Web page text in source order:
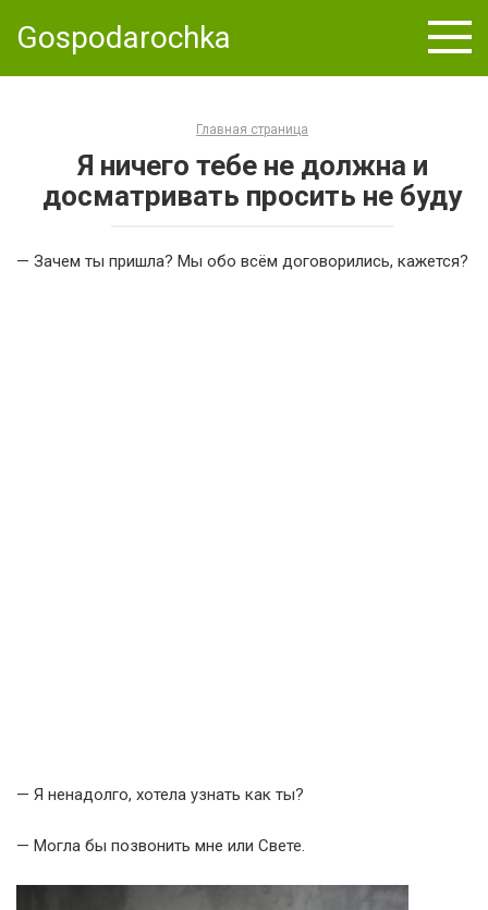
Gospodarochka
Главная страница
Я ничего тебе не должна и
досматривать просить не буду
— Зачем ты пришла? Мы обо всём договорились, кажется?
— Я ненадолго, хотела узнать как ты?
— Могла бы позвонить мне или Свете.